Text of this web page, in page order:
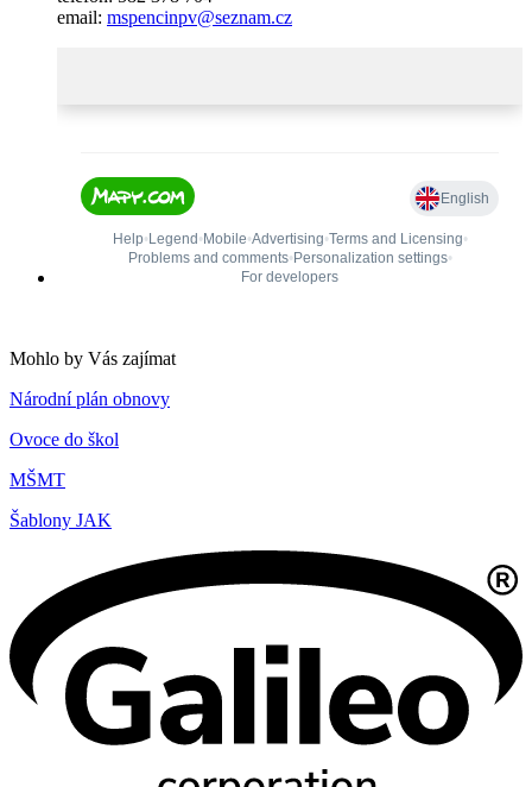
email: mspencinpv@seznam.cz
Mohlo by Vás zajímat
Národní plán obnovy
Ovoce do škol
MŠMT
Šablony JAK